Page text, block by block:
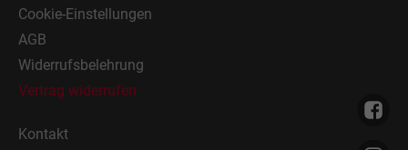
Cookie-Einstellungen
AGB
Widerrufsbelehrung
Vertrag widerrufen
Kontakt